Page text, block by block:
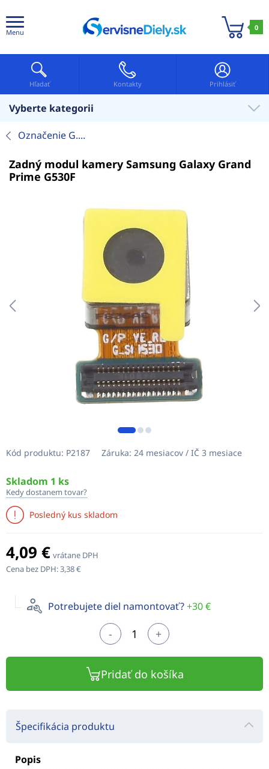
Menu
0
Hľadať Kontakty Prihlásiť
Vyberte kategorii
Označenie G....
Zadný modul kamery Samsung Galaxy Grand
Prime G530F
Kód produktu: P2187 Záruka: 24 mesiacov / IČ 3 mesiace
Skladom 1 ks
Kedy dostanem tovar?
Posledný kus skladom
4,09 € vrátane DPH
Cena bez DPH:3,38 €
Potrebujete diel namontovať?+30 €
- +
Pridať do košíka
Špecifikácia produktu
Popis